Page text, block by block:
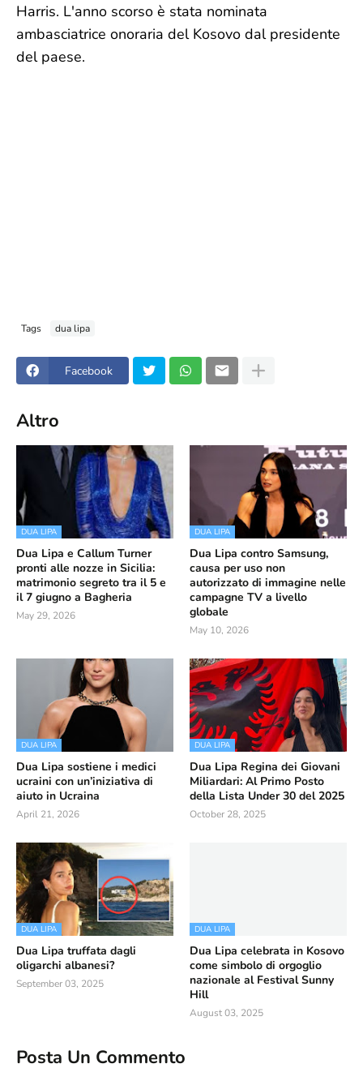
Harris. L'anno scorso è stata nominata
ambasciatrice onoraria del Kosovo dal presidente
del paese.
Tags dua lipa
Facebook
Altro
DUA LIPA
Dua Lipa e Callum Turner
pronti alle nozze in Sicilia:
matrimonio segreto tra il 5 e
il 7 giugno a Bagheria
May 29, 2026
DUA LIPA
Dua Lipa contro Samsung,
causa per uso non
autorizzato di immagine nelle
campagne TV a livello
globale
May 10, 2026
DUA LIPA
Dua Lipa sostiene i medici
ucraini con un’iniziativa di
aiuto in Ucraina
April 21, 2026
DUA LIPA
Dua Lipa Regina dei Giovani
Miliardari: Al Primo Posto
della Lista Under 30 del 2025
October 28, 2025
DUA LIPA
Dua Lipa truffata dagli
oligarchi albanesi?
September 03, 2025
DUA LIPA
Dua Lipa celebrata in Kosovo
come simbolo di orgoglio
nazionale al Festival Sunny
Hill
August 03, 2025
Posta Un Commento